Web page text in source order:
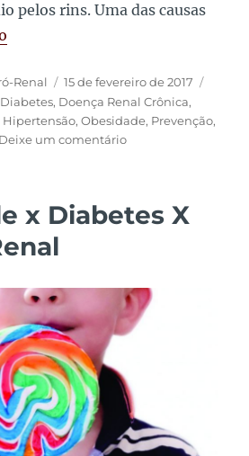
pelos rins. Uma das causas
Renal
Publicado
em
15 de fevereiro de 2017
Diabetes, Doença Renal Crônica,
Hipertensão,Obesidade, Prevenção,
Deixe um comentárioem
X
x Diabetes X